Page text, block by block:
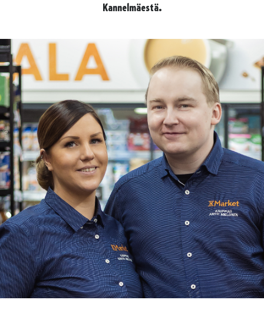
Kannelmäestä.